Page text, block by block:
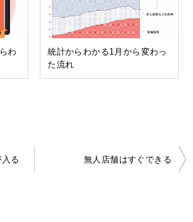
わ
統計からわかる1月から変わっ
た流れ
る 無人店舗はすぐできる